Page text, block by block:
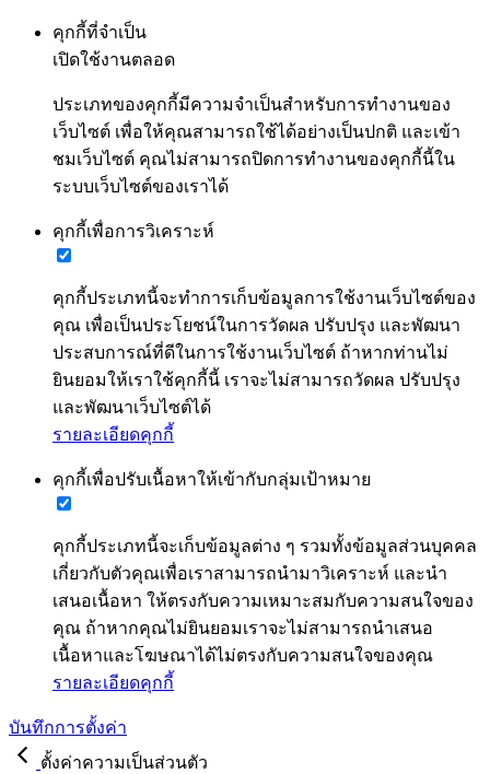
คุกกี้ที่จำเป็น
เปิดใช้งานตลอด
ประเภทของคุกกี้มีความจำเป็นสำหรับการทำงานของ
เว็บไซต์ เพื่อให้คุณสามารถใช้ได้อย่างเป็นปกติ และเข้า
ชมเว็บไซต์ คุณไม่สามารถปิดการทำงานของคุกกี้นี้ใน
ระบบเว็บไซต์ของเราได้
คุกกี้เพื่อการวิเคราะห์
คุกกี้ประเภทนี้จะทำการเก็บข้อมูลการใช้งานเว็บไซต์ของ
คุณ เพื่อเป็นประโยชน์ในการวัดผล ปรับปรุง และพัฒนา
ประสบการณ์ที่ดีในการใช้งานเว็บไซต์ ถ้าหากท่านไม่
ยินยอมให้เราใช้คุกกี้นี้ เราจะไม่สามารถวัดผล ปรับปรุง
และพัฒนาเว็บไซต์ได้
รายละเอียดคุกกี้
คุกกี้เพื่อปรับเนื้อหาให้เข้ากับกลุ่มเป้าหมาย
คุกกี้ประเภทนี้จะเก็บข้อมูลต่าง ๆ รวมทั้งข้อมูลส่วนบุคคล
เกี่ยวกับตัวคุณเพื่อเราสามารถนำมาวิเคราะห์ และนำ
เสนอเนื้อหา ให้ตรงกับความเหมาะสมกับความสนใจของ
คุณ ถ้าหากคุณไม่ยินยอมเราจะไม่สามารถนำเสนอ
เนื้อหาและโฆษณาได้ไม่ตรงกับความสนใจของคุณ
รายละเอียดคุกกี้
บันทึกการตั้งค่า
ตั้งค่าความเป็นส่วนตัว